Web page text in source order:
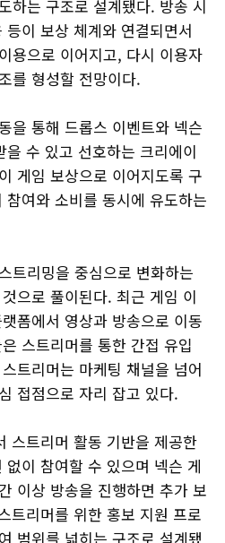
하는 구조로 설계됐다. 방송 시
이 보상 체계와 연결되면서
용으로 이어지고, 다시 이용자
를 형성할 전망이다.
을 통해 드롭스 이벤트와 넥슨
수 있고 선호하는 크리에이
게임 보상으로 이어지도록 구
여와 소비를 동시에 유도하는
트리밍을 중심으로 변화하는
으로 풀이된다. 최근 게임 이
폼에서 영상과 방송으로 이동
스트리머를 통한 간접 유입
트리머는 마케팅 채널을 넘어
접점으로 자리 잡고 있다.
스트리머 활동 기반을 제공한
이 참여할 수 있으며 넥슨 게
이상 방송을 진행하면 추가 보
트리머를 위한 홍보 지원 프로
범위를 넓히는 구조로 설계됐